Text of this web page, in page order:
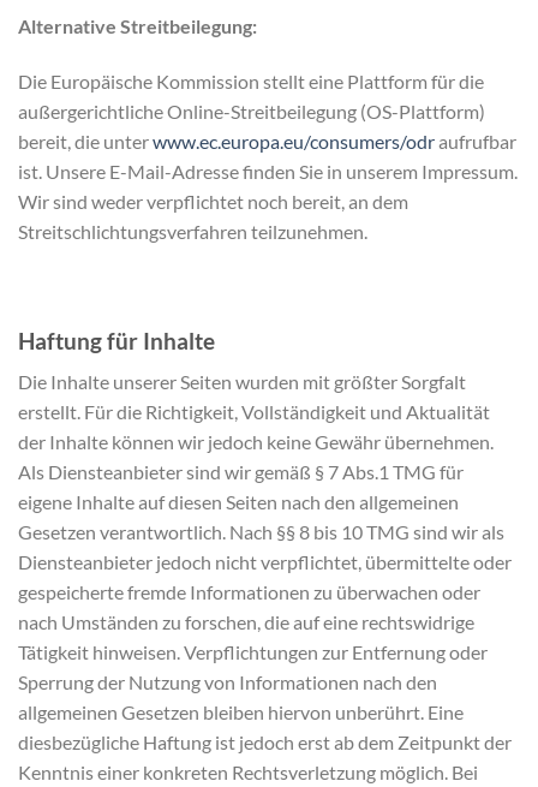
Alternative Streitbeilegung:
Die Europäische Kommission stellt eine Plattform für die
außergerichtliche Online-Streitbeilegung (OS-Plattform)
bereit, die unterwww.ec.europa.eu/consumers/odraufrufbar
ist. Unsere E-Mail-Adresse finden Sie in unserem Impressum.
Wir sind weder verpflichtet noch bereit, an dem
Streitschlichtungsverfahren teilzunehmen.
Haftung für Inhalte
Die Inhalte unserer Seiten wurden mit größter Sorgfalt
erstellt. Für die Richtigkeit, Vollständigkeit und Aktualität
der Inhalte können wir jedoch keine Gewähr übernehmen.
Als Diensteanbieter sind wir gemäß § 7 Abs.1 TMG für
eigene Inhalte auf diesen Seiten nach den allgemeinen
Gesetzen verantwortlich. Nach §§ 8 bis 10 TMG sind wir als
Diensteanbieter jedoch nicht verpflichtet, übermittelte oder
gespeicherte fremde Informationen zu überwachen oder
nach Umständen zu forschen, die auf eine rechtswidrige
Tätigkeit hinweisen. Verpflichtungen zur Entfernung oder
Sperrung der Nutzung von Informationen nach den
allgemeinen Gesetzen bleiben hiervon unberührt. Eine
diesbezügliche Haftung ist jedoch erst ab dem Zeitpunkt der
Kenntnis einer konkreten Rechtsverletzung möglich. Bei